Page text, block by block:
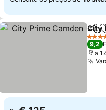
City
4
9,2
a